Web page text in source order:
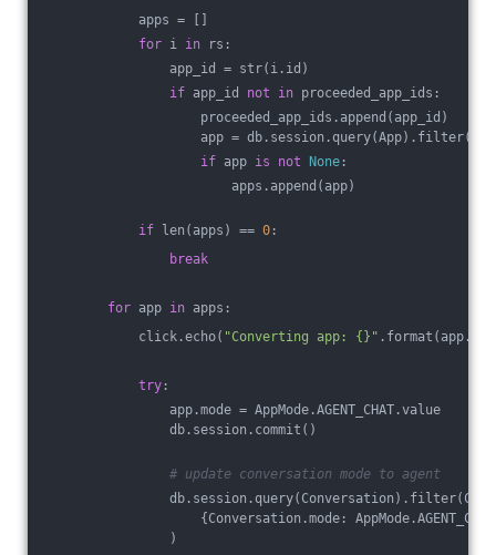
apps = []
for i in rs:
app_id = str(i.id)
if app_id not in proceeded_app_ids:
proceeded_app_ids.append(app_id)
app = db.session.query(App).filter(App.id
if app is not None :
apps.append(app)
if len(apps) == 0 :
break
for app in apps:
click.echo( "Converting app: {}"
try :
app.mode = AppMode.AGENT_CHAT.value
db.session.commit()
# update conversation mode to agent
{Conversation.mode:
)